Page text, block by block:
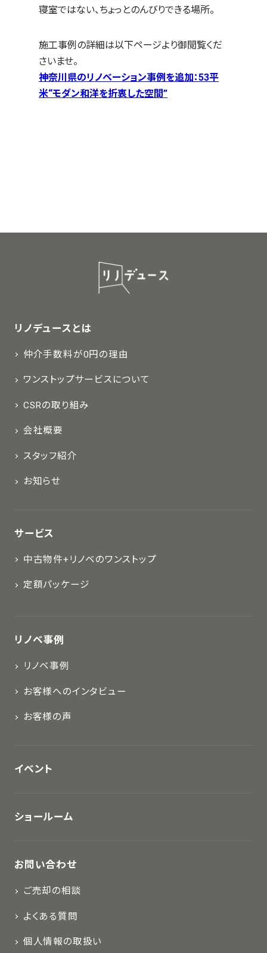
寝室ではない、ちょっとのんびりできる場所。
施工事例の詳細は以下ページより御閲覧くだ
さいませ。
神奈川県のリノベーション事例を追加：53平
米“モダン和洋を折衷した空間”
リノデュースとは
仲介手数料が0円の理由
ワンストップサービスについて
CSRの取り組み
会社概要
スタッフ紹介
お知らせ
サービス
中古物件+リノベのワンストップ
定額パッケージ
リノベ事例
リノベ事例
お客様へのインタビュー
お客様の声
イベント
ショールーム
お問い合わせ
ご売却の相談
よくある質問
個人情報の取扱い